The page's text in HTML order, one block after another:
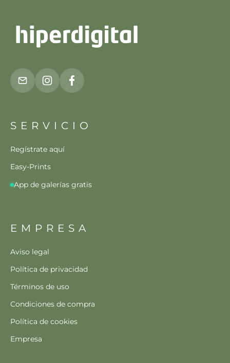
SERVICIO
Regístrate aquí
Easy-Prints
App de galerías gratis
EMPRESA
Aviso legal
Política de privacidad
Términos de uso
Condiciones de compra
Política de cookies
Empresa